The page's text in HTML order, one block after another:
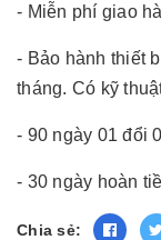
- Miễn phí giao
- Bảo hành thiết
tháng. Có kỹ
- 90 ngày 01 đổi
- 30 ngày hoàn
Chia sẻ: